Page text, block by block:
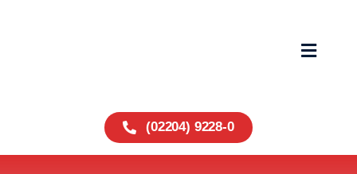
Toggle
Home
Fahrzeuge
(02204) 9228-0